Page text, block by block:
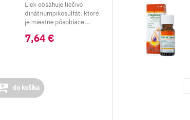
Liek obsahuje liečivo
dinátriumpikosulfát, ktoré
je miestne pôsobiace...
7,64 €
do košíka